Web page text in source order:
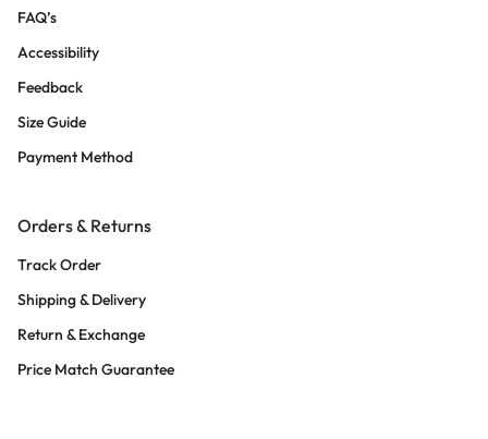
FAQ’s
Accessibility
Feedback
Size Guide
Payment Method
Orders & Returns
Track Order
Shipping & Delivery
Return & Exchange
Price Match Guarantee